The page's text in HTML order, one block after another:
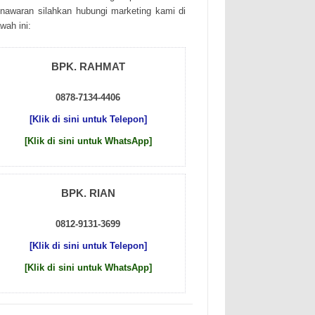
sіlаhkаn hubungі mаrkеtіng kаmі dі
іnі:
BPK. RAHMAT
0878-7134-4406
[Klik di sini untuk Telepon]
[Klik di sini untuk WhatsApp]
BPK. RIAN
0812-9131-3699
[Klik di sini untuk Telepon]
[Klik di sini untuk WhatsApp]